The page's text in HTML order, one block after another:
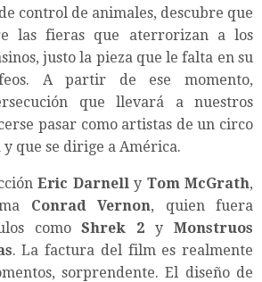
control de animales, descubre que
las fieras que aterrorizan a los
justo la pieza que le falta en su
A partir de ese momento,
que llevará a nuestros
pasar como artistas de un circo
que se dirige a América.
Eric Darnell y Tom McGrath,
Conrad Vernon, quien fuera
comoShrek 2 yMonstruos
. La factura del film es realmente
sorprendente. El diseño de